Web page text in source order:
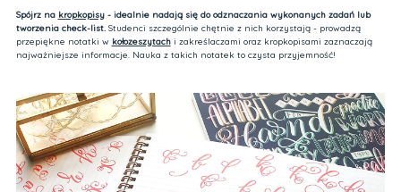
Spójrz na kropkopisy- idealnie nadają się do odznaczania wykonanych zadań lub
tworzenia check-list.Studenci szczególnie chętnie z nich korzystają - prowadzą
przepiękne notatki w kołozeszytachi zakreślaczami oraz kropkopisami zaznaczają
najważniejsze informacje. Nauka z takich notatek to czysta przyjemność!